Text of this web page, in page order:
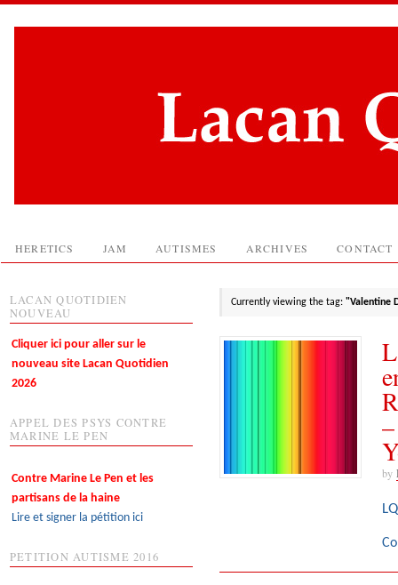
HERETICS JAM AUTISMES ARCHIVES CONTACT
Currently viewing the tag: "Valentine
by
LACAN QUOTIDIEN
NOUVEAU
Cliquer ici pour aller sur le
nouveau site Lacan Quotidien
2026
APPEL DES PSYS CONTRE
MARINE LE PEN
Contre Marine Le Pen et les
partisans de la haine
Lire et signer la pétition ici
PETITION AUTISME 2016